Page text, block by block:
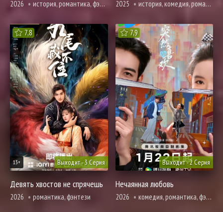
2026 история, романтика, фэнтези 2025 история, комедия, романтика, фэнтези
7,8
Выходит - 3 Серия
13+
Девять хвостов не спрячешь
2026 романтика, фэнтези
7,9
Выходит - 2 Серия
Нечаянная любовь
2026 комедия, романтика, фэнтези